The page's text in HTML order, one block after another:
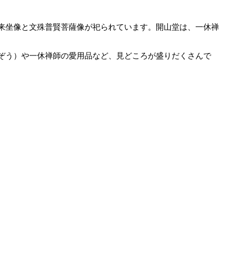
像と文殊普賢菩薩像が祀られています。開山堂は、一休禅
う）や一休禅師の愛用品など、見どころが盛りだくさんで